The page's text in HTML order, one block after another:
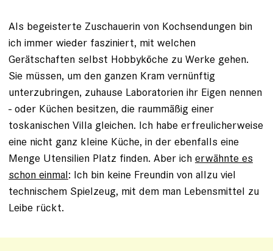
Als begeisterte Zuschauerin von Kochsendungen bin
ich immer wieder fasziniert, mit welchen
Gerätschaften selbst Hobbyköche zu Werke gehen.
Sie müssen, um den ganzen Kram vernünftig
unterzubringen, zuhause Laboratorien ihr Eigen nennen
- oder Küchen besitzen, die raummäßig einer
toskanischen Villa gleichen. Ich habe erfreulicherweise
eine nicht ganz kleine Küche, in der ebenfalls eine
Menge Utensilien Platz finden. Aber ich erwähnte es
schon einmal: Ich bin keine Freundin von allzu viel
technischem Spielzeug, mit dem man Lebensmittel zu
Leibe rückt.